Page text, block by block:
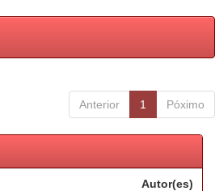
Anterior 1 Póximo
Autor(es)